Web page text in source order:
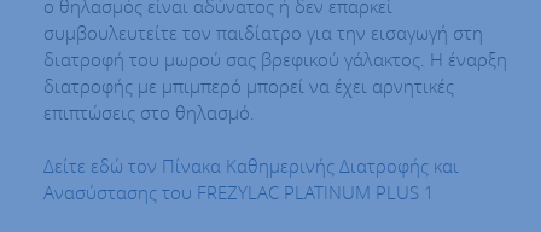
ο θηλασμός είναι αδύνατος ή δεν επαρκεί
συμβουλευτείτε τον παιδίατρο για την εισαγωγή στη
διατροφή του μωρού σας βρεφικού γάλακτος. Η έναρξη
διατροφής με μπιμπερό μπορεί να έχει αρνητικές
επιπτώσεις στο θηλασμό.
Δείτε εδώ τον Πίνακα Καθημερινής Διατροφής και
Ανασύστασης του FREZYLAC PLATINUM PLUS 1